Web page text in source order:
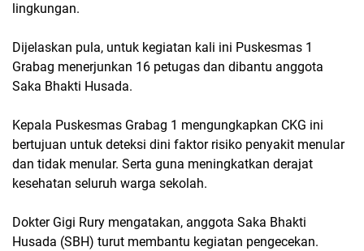
lingkungan.
Dijelaskan pula, untuk kegiatan kali ini Puskesmas 1
Grabag menerjunkan 16 petugas dan dibantu anggota
Saka Bhakti Husada.
Kepala Puskesmas Grabag 1 mengungkapkan CKG ini
bertujuan untuk deteksi dini faktor risiko penyakit menular
dan tidak menular. Serta guna meningkatkan derajat
kesehatan seluruh warga sekolah.
Dokter Gigi Rury mengatakan, anggota Saka Bhakti
Husada (SBH) turut membantu kegiatan pengecekan.